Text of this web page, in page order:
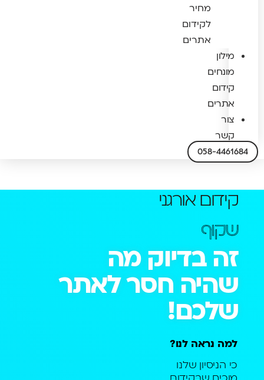
מחיר
לקידום
אתרים
מילון
מונחים
קידום
אתרים
צור
קשר
058-4461684
קידום אורגני
שקוף
זה בדיוק מה
שהיה חסר לאתר
שלכם!
למה נראה לנו?
כי הניסיון שלנו